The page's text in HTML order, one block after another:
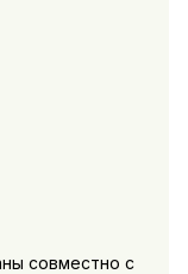
совместно с